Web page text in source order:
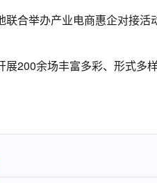
合举办产业电商惠企对接活
200余场丰富多彩、形式多